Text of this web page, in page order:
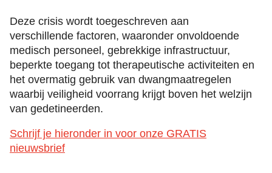
Deze crisis wordt toegeschreven aan
verschillende factoren, waaronder onvoldoende
medisch personeel, gebrekkige infrastructuur,
beperkte toegang tot therapeutische activiteiten en
het overmatig gebruik van dwangmaatregelen
waarbij veiligheid voorrang krijgt boven het welzijn
van gedetineerden.
Schrijf je hieronder in voor onze GRATIS
nieuwsbrief